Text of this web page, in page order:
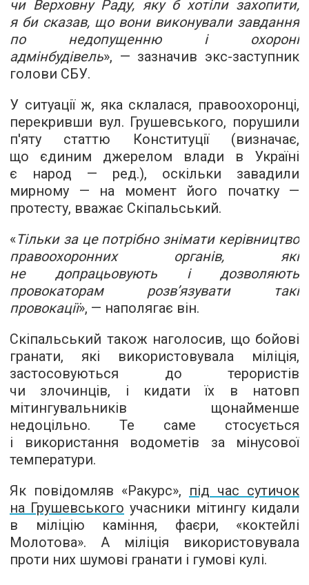
чи Верховну Раду, яку б хотіли захопити,
я би сказав, що вони виконували завдання
по недопущенню і охороні
адмінбудівель», — зазначив экс-заступник
голови СБУ.
У ситуації ж, яка склалася, правоохоронці,
перекривши вул. Грушевського, порушили
п'яту статтю Конституції (визначає,
що єдиним джерелом влади в Україні
є народ — ред.), оскільки завадили
мирному — на момент його початку —
протесту, вважає Скіпальський.
«Тільки за це потрібно знімати керівництво
правоохоронних органів, які
не допрацьовують і дозволяють
провокаторам розв’язувати такі
провокації», — наполягає він.
Скіпальський також наголосив, що бойові
гранати, які використовувала міліція,
застосовуються до терористів
чи злочинців, і кидати їх в натовп
мітингувальників щонайменше
недоцільно. Те саме стосується
і використання водометів за мінусової
температури.
Як повідомляв «Ракурс», під час сутичок
на Грушевського учасники мітингу кидали
в міліцію каміння, фаєри, «коктейлі
Молотова». А міліція використовувала
проти них шумові гранати і гумові кулі.